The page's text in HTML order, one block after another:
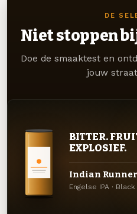
DE
Niet stoppen
Doe de smaaktest en
jouw
BITTER.
EXPLOSIEF.
Indian Runner
Engelse IPA ·